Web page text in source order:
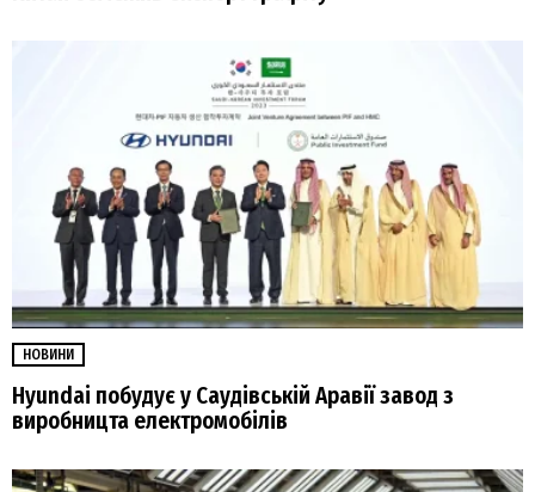
НОВИНИ
Hyundai побудує у Саудівській Аравії завод з
виробницта електромобілів